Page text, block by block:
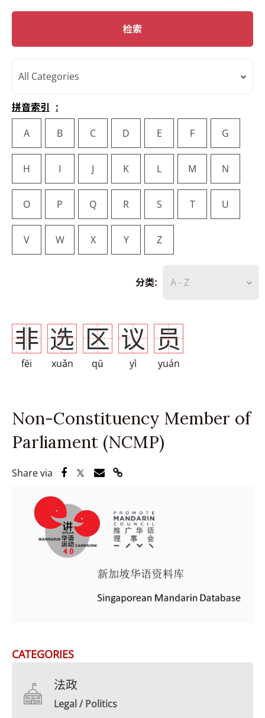
检索
All Categories
拼音索引
A
B C D E F G
H I J K L M N
O P Q R S T U
V W X Y Z
分类: A - Z
非
fēi
选
xuǎn
区
qū
议
yì
员
yuán
Non-Constituency Member of
Parliament (NCMP)
Share via Share via Facebook
Share via Twitter
Share via Email
Share via Link
CATEGORIES
法政
Legal / Politics